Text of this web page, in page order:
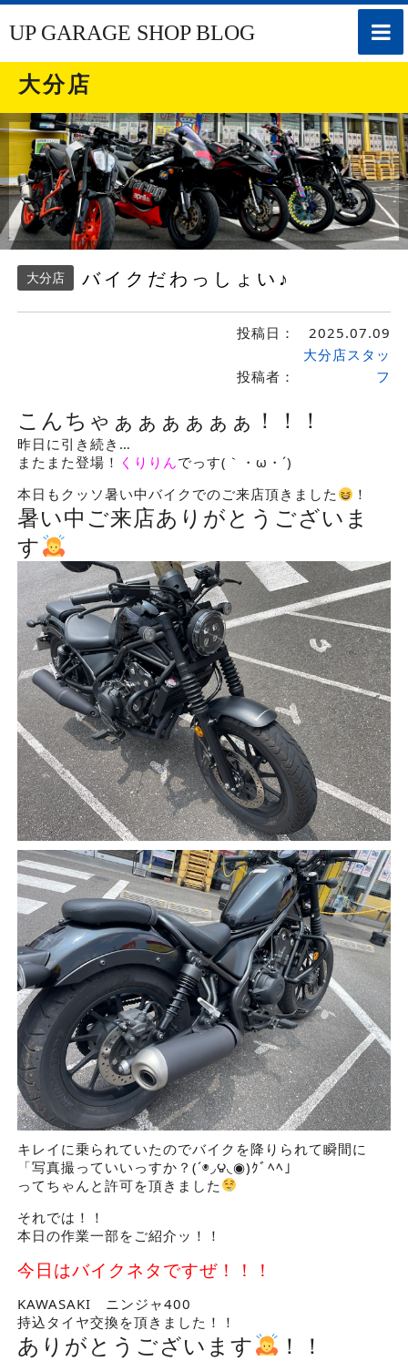
toggle
UP GARAGE SHOP BLOG
大分店
大分店 バイクだわっしょい♪
投稿日： 2025.07.09
投稿者：
大分店スタッ
フ
こんちゃぁぁぁぁぁぁ！！！
昨日に引き続き…
またまた登場！ くりりんでっす(｀・ω・´)ゞ
本日もクッソ暑い中バイクでのご来店頂きました
！
暑い中ご来店ありがとうございま
す
キレイに乗られていたのでバイクを降りられて瞬間に
「写真撮っていいっすか？(´◉◞౪◟◉)ｸﾞﾍﾍ」
ってちゃんと許可を頂きました
それでは！！
本日の作業一部をご紹介ッ！！
今日はバイクネタですぜ！！！
KAWASAKI ニンジャ400
持込タイヤ交換を頂きました！！
ありがとうございます ！！